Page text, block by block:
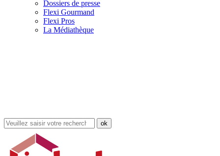
Dossiers de presse
Flexi Gourmand
Flexi Pros
La Médiathèque
Rechercher
dans
site